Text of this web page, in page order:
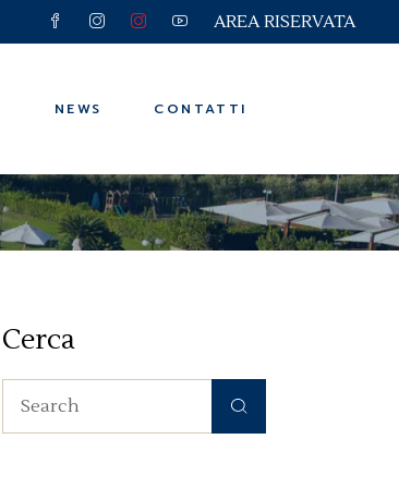
AREA RISERVATA
NEWS CONTATTI
Cerca
Search
for: